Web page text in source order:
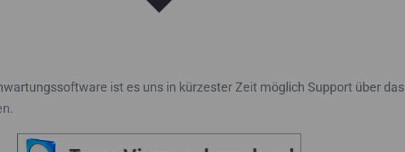
ist es uns in kürzester Zeit möglich Support über das